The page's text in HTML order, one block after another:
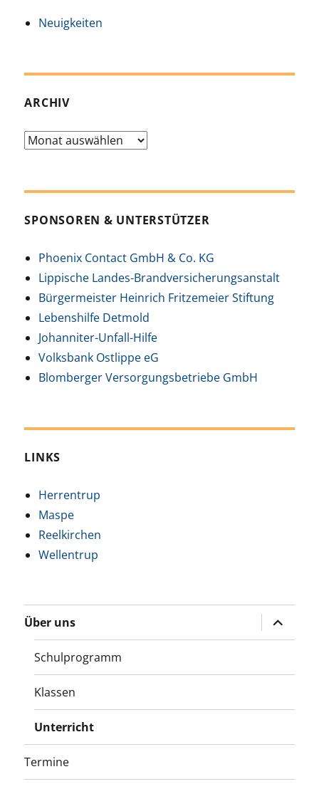
Neuigkeiten
ARCHIV
Archiv
SPONSOREN & UNTERSTÜTZER
Phoenix Contact GmbH & Co. KG
Lippische Landes-Brandversicherungsanstalt
Bürgermeister Heinrich Fritzemeier Stiftung
Lebenshilfe Detmold
Johanniter-Unfall-Hilfe
Volksbank Ostlippe eG
Blomberger Versorgungsbetriebe GmbH
LINKS
Herrentrup
Maspe
Reelkirchen
Wellentrup
Über uns
öffnen
Schulprogramm
Klassen
Unterricht
Termine